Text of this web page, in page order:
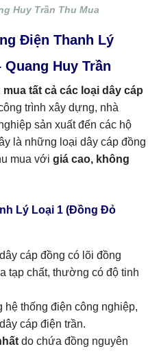
Huy Trần Thu Mua
Điện Thanh Lý
Huy Trần
mua tất cả các loại dây cáp
trình xây dựng, nhà
sản xuất đến các hộ
là những loại dây cáp đồng
mua với giá cao, không
Lý Loại 1 (Đồng Đỏ
cáp đồng có lõi đồng
tạp chất, thường có độ tinh
hệ thống điện công nghiệp,
cáp điện trần.
do chứa đồng nguyên